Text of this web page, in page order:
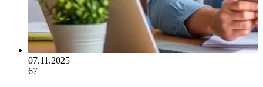
07.11.2025
67